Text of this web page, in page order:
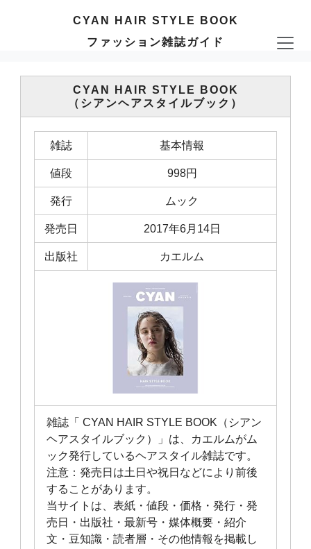
CYAN HAIR STYLE BOOK
ファッション雑誌ガイド
CYAN HAIR STYLE BOOK
（シアンヘアスタイルブック）
雑誌 基本情報
値段 998円
発行 ムック
発売日 2017年6月14日
出版社 カエルム
雑誌「 CYAN HAIR STYLE BOOK（シアン
ヘアスタイルブック）」は、カエルムがム
ック発行しているヘアスタイル雑誌です。
注意：発売日は土日や祝日などにより前後
することがあります。
当サイトは、表紙・値段・価格・発行・発
売日・出版社・最新号・媒体概要・紹介
文・豆知識・読者層・その他情報を掲載し